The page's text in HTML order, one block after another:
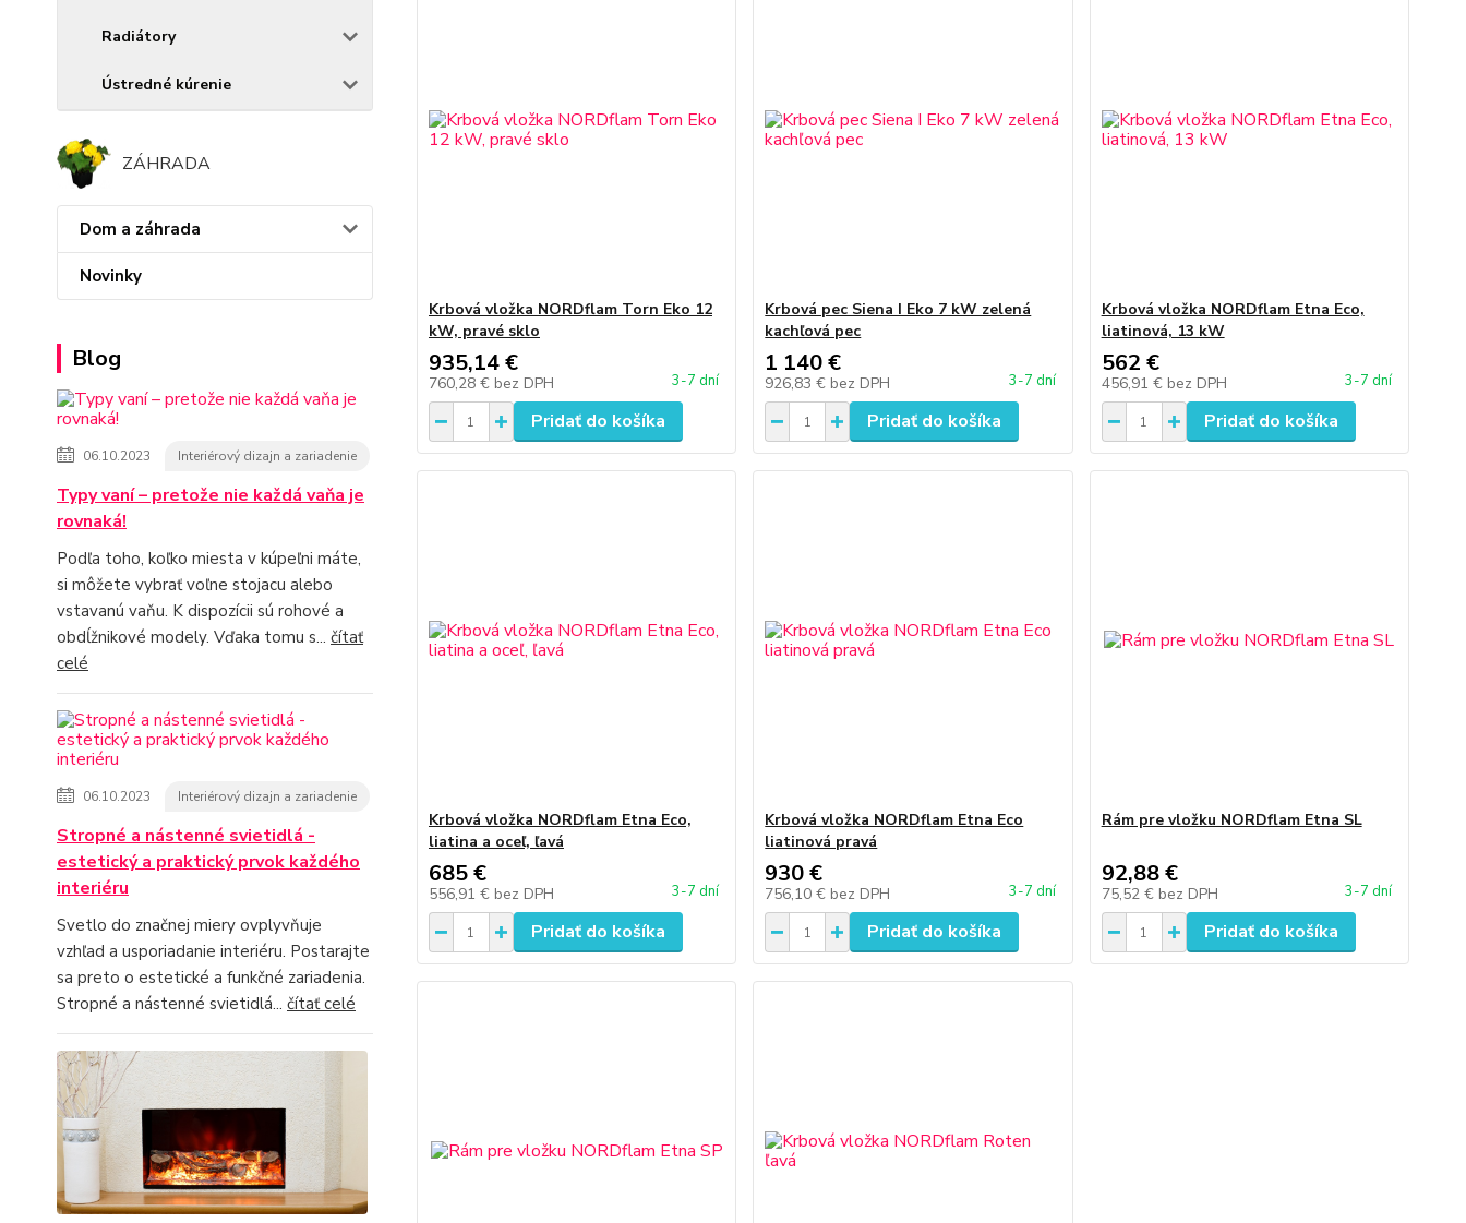
Radiátory
Ústredné kúrenie
ZÁHRADA
Dom a záhrada
Novinky
Blog
06.10.2023 Interiérový dizajn a zariadenie
Typy vaní – pretože nie každá vaňa je
rovnaká!
Podľa toho, koľko miesta v kúpeľni máte,
si môžete vybrať voľne stojacu alebo
vstavanú vaňu. K dispozícii sú rohové a
obdĺžnikové modely. Vďaka tomu s... čítať
celé
06.10.2023 Interiérový dizajn a zariadenie
Stropné a nástenné svietidlá -
estetický a praktický prvok každého
interiéru
Svetlo do značnej miery ovplyvňuje
vzhľad a usporiadanie interiéru. Postarajte
sa preto o estetické a funkčné zariadenia.
Stropné a nástenné svietidlá... čítať celé
Krbová vložka NORDflam Torn Eko 12
kW, pravé sklo
935,14 €
760,28 € bez DPH 3-7 dní
Pridať do košíka
Krbová pec Siena I Eko 7 kW zelená
kachľová pec
1 140 €
926,83 € bez DPH 3-7 dní
Pridať do košíka
Krbová vložka NORDflam Etna Eco,
liatinová, 13 kW
562 €
456,91 € bez DPH 3-7 dní
Pridať do košíka
Krbová vložka NORDflam Etna Eco,
liatina a oceľ, ľavá
685 €
556,91 € bez DPH 3-7 dní
Pridať do košíka
Krbová vložka NORDflam Etna Eco
liatinová pravá
930 €
756,10 € bez DPH 3-7 dní
Pridať do košíka
Rám pre vložku NORDflam Etna SL
92,88 €
75,52 € bez DPH 3-7 dní
Pridať do košíka